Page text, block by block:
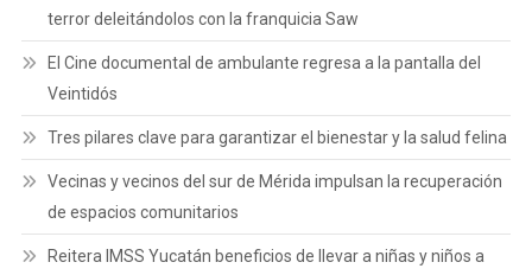
terror deleitándolos con la franquicia Saw
El Cine documental de ambulante regresa a la pantalla del
Veintidós
Tres pilares clave para garantizar el bienestar y la salud felina
Vecinas y vecinos del sur de Mérida impulsan la recuperación
de espacios comunitarios
Reitera IMSS Yucatán beneficios de llevar a niñas y niños a